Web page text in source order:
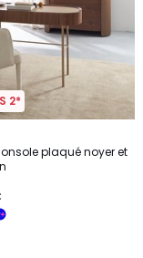
2*
plaqué noyer et